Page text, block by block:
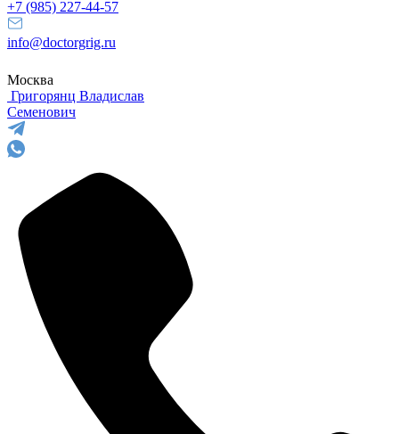
+7 (985) 227-44-57
info@doctorgrig.ru
Москва
Григорянц Владислав
Семенович